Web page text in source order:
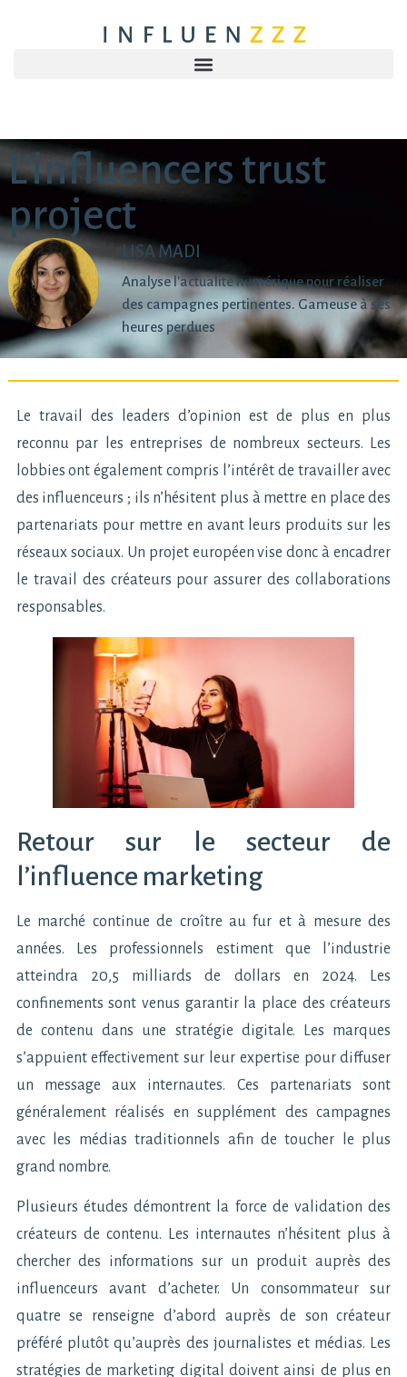
L’influencers trust
project
LISA MADI
Analyse l'actualité numérique pour réaliser
des campagnes pertinentes. Gameuse à ses
heures perdues
Le travail des leaders d’opinion est de plus en plus
reconnu par les entreprises de nombreux secteurs. Les
lobbies ont également compris l’intérêt de travailler avec
des influenceurs ; ils n’hésitent plus à mettre en place des
partenariats pour mettre en avant leurs produits sur les
réseaux sociaux. Un projet européen vise donc à encadrer
le travail des créateurs pour assurer des collaborations
responsables.
Retour sur le secteur de
l’influence marketing
Le marché continue de croître au fur et à mesure des
années. Les professionnels estiment que l’industrie
atteindra 20,5 milliards de dollars en 2024. Les
confinements sont venus garantir la place des créateurs
de contenu dans une stratégie digitale. Les marques
s’appuient effectivement sur leur expertise pour diffuser
un message aux internautes. Ces partenariats sont
généralement réalisés en supplément des campagnes
avec les médias traditionnels afin de toucher le plus
grand nombre.
Plusieurs études démontrent la force de validation des
créateurs de contenu. Les internautes n’hésitent plus à
chercher des informations sur un produit auprès des
influenceurs avant d’acheter. Un consommateur sur
quatre se renseigne d’abord auprès de son créateur
préféré plutôt qu’auprès des journalistes et médias. Les
stratégies de marketing digital doivent ainsi de plus en